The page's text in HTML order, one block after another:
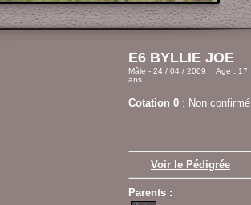
E6 BYLLIE JOE
Mâle - 24 / 04 / 2009 Age : 17
ans
Cotation 0: Non confirmé
Voir le Pédigrée
Parents :